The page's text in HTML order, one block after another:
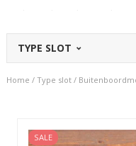
buitenboordmotorslot dat
met een daartoe geschikt
Details
Lees bijgaande
Vervoert u uw boot
aanhangersloten.
TYPE SLOT
Home / Type slot /
SALE